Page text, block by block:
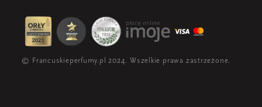
© Francuskieperfumy.pl 2024. Wszelkie prawa zastrzeżone.